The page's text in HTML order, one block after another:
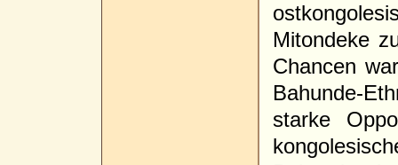
Mitondeke
Chancen
Bahunde-
starke